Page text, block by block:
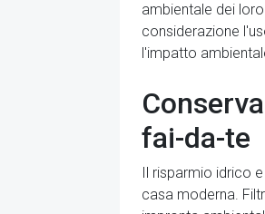
ambientale dei
considerazione
l'impatto
fai-da-te
Il risparmio idrico
casa moderna.